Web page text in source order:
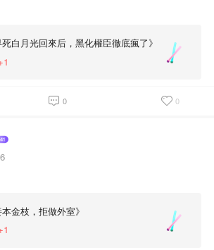
白月光回來后，黑化權臣徹底瘋了》
0 0
金枝，拒做外室》